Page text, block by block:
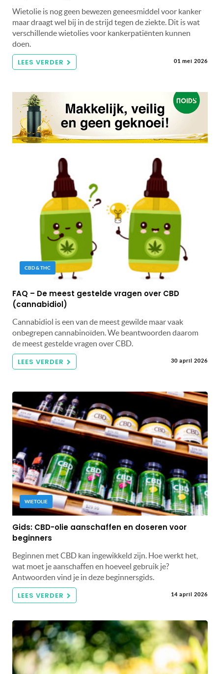
Wietolie is nog geen bewezen geneesmiddel voor kanker
maar draagt wel bij in de strijd tegen de ziekte. Dit is wat
verschillende wietolies voor kankerpatiënten kunnen
doen.
LEES VERDER 01 mei 2026
CBD & THC
FAQ – De meest gestelde vragen over CBD
(cannabidiol)
Cannabidiol is een van de meest gewilde maar vaak
onbegrepen cannabinoïden. We beantwoorden daarom
de meest gestelde vragen over CBD.
LEES VERDER 30 april 2026
WIETOLIE
Gids: CBD-olie aanschaffen en doseren voor
beginners
Beginnen met CBD kan ingewikkeld zijn. Hoe werkt het,
wat moet je aanschaffen en hoeveel gebruik je?
Antwoorden vind je in deze beginnersgids.
LEES VERDER 14 april 2026